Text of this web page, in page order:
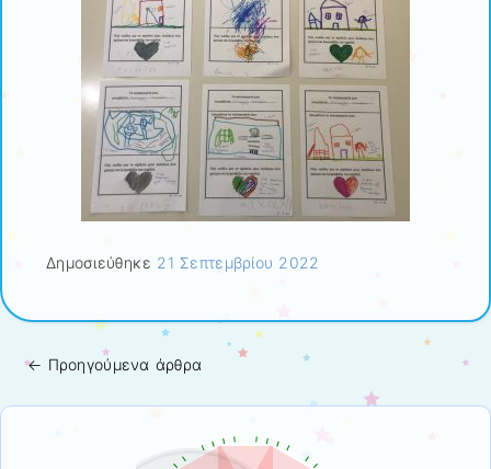
Δημοσιεύθηκε 21 Σεπτεμβρίου 2022
Πλοήγηση άρθρων
← Προηγούμενα άρθρα